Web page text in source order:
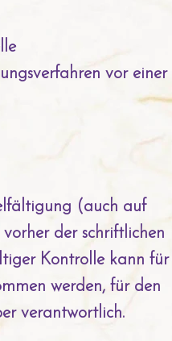
vor einer
(auch auf
der schriftlichen
Kontrolle kann für
werden, für den
verantwortlich.